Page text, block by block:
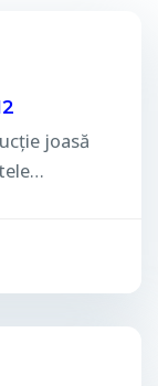
joasă